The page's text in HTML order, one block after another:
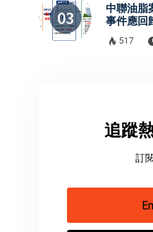
中聯油脂
事件應回
防
517
追蹤
訂